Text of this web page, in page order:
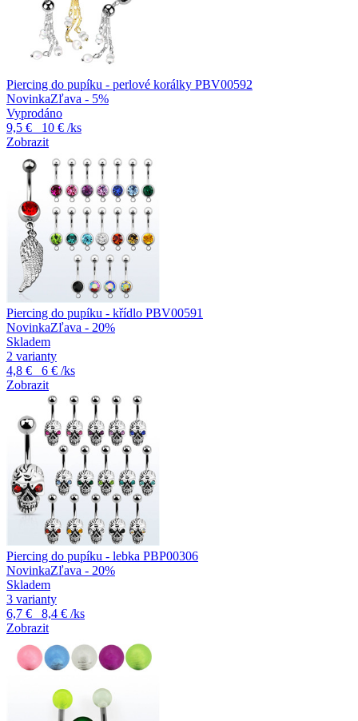
Piercing do pupíku - perlové korálky PBV00592
NovinkaZľava - 5%
Vyprodáno
9,5 €
10 € /ks
Zobrazit
Piercing do pupíku - křídlo PBV00591
NovinkaZľava - 20%
Skladem
2 varianty
4,8 €
6 € /ks
Zobrazit
Piercing do pupíku - lebka PBP00306
NovinkaZľava - 20%
Skladem
3 varianty
6,7 €
8,4 € /ks
Zobrazit